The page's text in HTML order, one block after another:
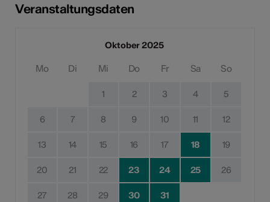
Veranstaltungsdaten
Oktober 2025
Mo Di Mi Do Fr Sa So
1 2 3 4 5
6 7 8 9 10 11 12
13 14 15 16 17 18 19
20 21 22 23 24 25 26
27 28 29 30 31